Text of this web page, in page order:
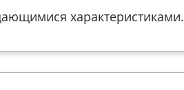
характеристиками.